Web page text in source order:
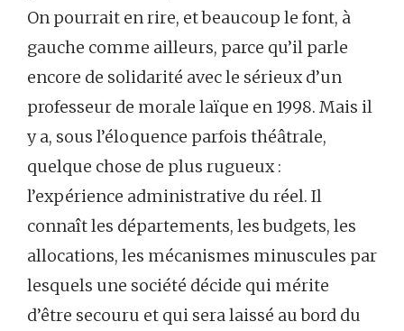
On pourrait en rire, et beaucoup le font, à
gauche comme ailleurs, parce qu’il parle
encore de solidarité avec le sérieux d’un
professeur de morale laïque en 1998. Mais il
y a, sous l’éloquence parfois théâtrale,
quelque chose de plus rugueux :
l’expérience administrative du réel. Il
connaît les départements, les budgets, les
allocations, les mécanismes minuscules par
lesquels une société décide qui mérite
d’être secouru et qui sera laissé au bord du